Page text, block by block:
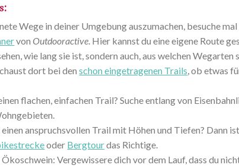
Wege in deiner Umgebung auszumachen, besuche mal
vonOutdooractive. Hier kannst du eine eigene Route
wie lang sie ist, sondern auch, aus welchen Wegarten
dort bei denschon eingetragenen Trails, ob etwas
flachen, einfachen Trail? Suche entlang von
einen anspruchsvollen Trail mit Höhen und Tiefen? Dann
oder Bergtourdas Richtige.
Ökoschwein: Vergewissere dich vor dem Lauf, dass du